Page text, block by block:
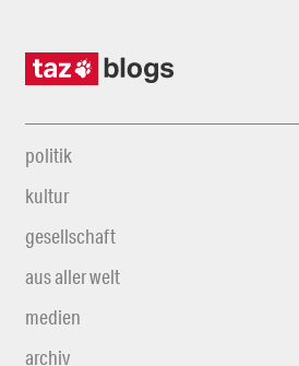
politik
kultur
gesellschaft
aus aller welt
medien
archiv